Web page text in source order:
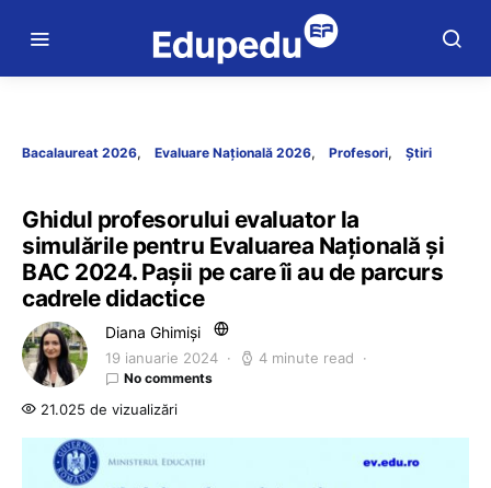
Bacalaureat 2026 Evaluare Națională 2026 Profesori Știri
Ghidul profesorului evaluator la
simulările pentru Evaluarea Națională și
BAC 2024. Pașii pe care îi au de parcurs
cadrele didactice
Diana Ghimiși
19 ianuarie 2024 4 minute read
No comments
21.025 de vizualizări